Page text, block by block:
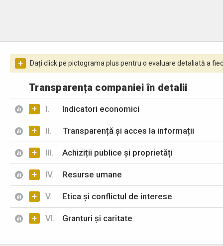
+ Dați click pe pictograma plus pentru o evaluare detaliată a
Transparența companiei în detalii
+ I. Indicatori economici
+ II. Transparență și acces la informații
+ III. Achiziții publice și proprietăți
+ IV. Resurse umane
+ V. Etica și conflictul de interese
+ VI. Granturi și caritate